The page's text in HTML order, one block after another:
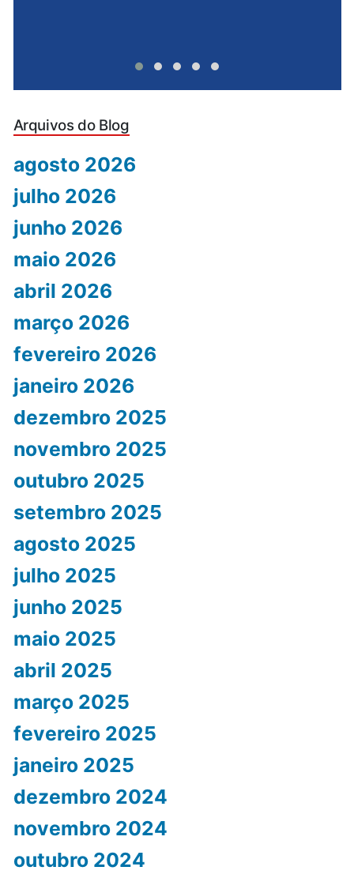
Arquivos do Blog
agosto 2026
julho 2026
junho 2026
maio 2026
abril 2026
março 2026
fevereiro 2026
janeiro 2026
dezembro 2025
novembro 2025
outubro 2025
setembro 2025
agosto 2025
julho 2025
junho 2025
maio 2025
abril 2025
março 2025
fevereiro 2025
janeiro 2025
dezembro 2024
novembro 2024
outubro 2024